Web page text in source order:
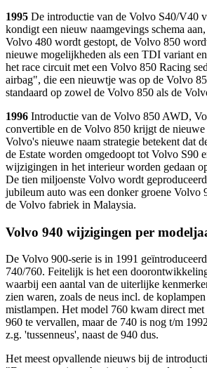
1995 De introductie van de Volvo S40/V40
kondigt een nieuw naamgevings schema
Volvo 480 wordt gestopt, de Volvo 850
nieuwe mogelijkheden als een TDI variant
het race circuit met een Volvo 850 Racing
airbag", die een nieuwtje was op de Volvo
standaard op zowel de Volvo 850 als de
1996 Introductie van de Volvo 850 AWD,
convertible en de Volvo 850 krijgt de
Volvo's nieuwe naam strategie betekent dat
de Estate worden omgedoopt tot Volvo S90
wijzigingen in het interieur worden gedaan
De tien miljoenste Volvo wordt
jubileum auto was een donker groene Volvo
de Volvo fabriek in Malaysia.
Volvo 940 wijzigingen per
De Volvo 900-serie is in 1991
740/760. Feitelijk is het een
waarbij een aantal van de uiterlijke
zien waren, zoals de neus incl. de
mistlampen. Het model 760 kwam direct
960 te vervallen, maar de 740 is nog t/m
z.g. 'tussenneus', naast de 940 dus.
Het meest opvallende nieuws bij de